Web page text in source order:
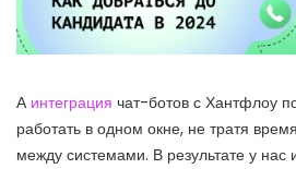
А интеграция чат-ботов с Хантфлоу
работать в одном окне, не тратя
между системами. В результате у нас